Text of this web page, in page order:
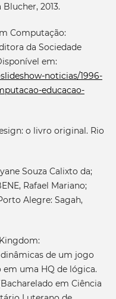
2013.
Computação:
da Sociedade
em:
noticias/1996-
educacao-
o livro original. Rio
Souza Calixto da;
Rafael Mariano;
Alegre: Sagah,
de um jogo
em uma HQ de lógica.
em Ciência